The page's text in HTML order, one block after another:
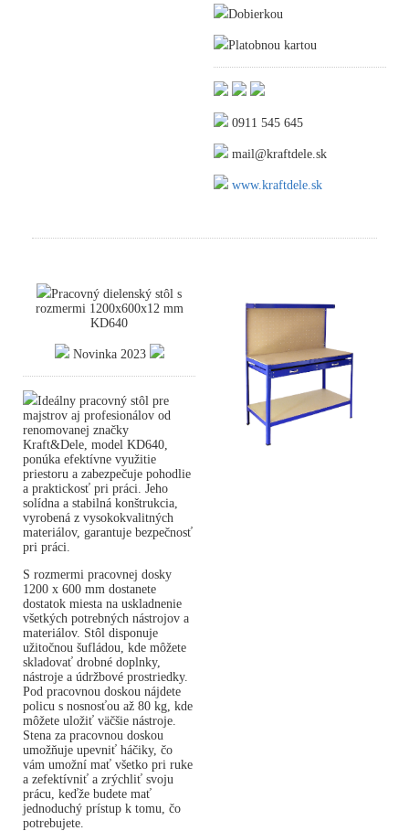
Dobierkou
Platobnou kartou
0911 545 645
mail@kraftdele.sk
www.kraftdele.sk
Pracovný dielenský stôl s
rozmermi 1200x600x12 mm
KD640
Novinka 2023
Ideálny pracovný stôl pre
majstrov aj profesionálov od
renomovanej značky
Kraft&Dele, model KD640,
ponúka efektívne využitie
priestoru a zabezpečuje pohodlie
a praktickosť pri práci. Jeho
solídna a stabilná konštrukcia,
vyrobená z vysokokvalitných
materiálov, garantuje bezpečnosť
pri práci.
S rozmermi pracovnej dosky
1200 x 600 mm dostanete
dostatok miesta na uskladnenie
všetkých potrebných nástrojov a
materiálov. Stôl disponuje
užitočnou šufládou, kde môžete
skladovať drobné doplnky,
nástroje a údržbové prostriedky.
Pod pracovnou doskou nájdete
policu s nosnosťou až 80 kg, kde
môžete uložiť väčšie nástroje.
Stena za pracovnou doskou
umožňuje upevniť háčiky, čo
vám umožní mať všetko pri ruke
a zefektívniť a zrýchliť svoju
prácu, keďže budete mať
jednoduchý prístup k tomu, čo
potrebujete.